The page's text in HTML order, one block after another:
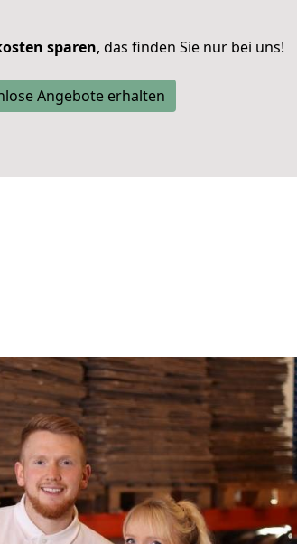
sparen, das finden Sie nur bei uns!
Angebote erhalten